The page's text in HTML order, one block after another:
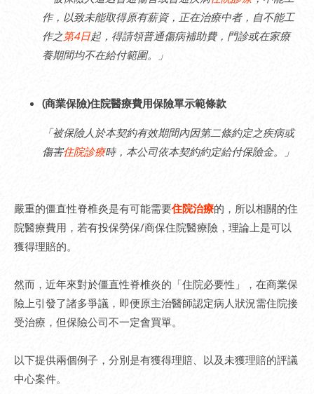
作，以致未能取得原有薪資，正在治療中者，自不能工
作之第4日起，得請領普通傷病補助費，門診或在家療
養期間均不在給付範圍。」
(商業保險)住院醫療費用保險單示範條款
「被保險人於本契約有效期間內因第二條約定之疾病或
傷害住院診療時，本公司依本契約約定給付保險金。」
嚴重的僵直性脊椎炎是有可能需要住院治療的，所以相關的住
院醫療費用，若有投保勞保/商保住院醫療險，理論上是可以
獲得理賠的。
然而，近年來對於僵直性脊椎炎的「住院必要性」，在商業保
險上引發了諸多爭議，即便原主治醫師認定病人狀況需住院接
受治療，但保險公司不一定會買單。
以下提供兩個例子，分別是有獲得理賠、以及未獲理賠的評議
中心案件。